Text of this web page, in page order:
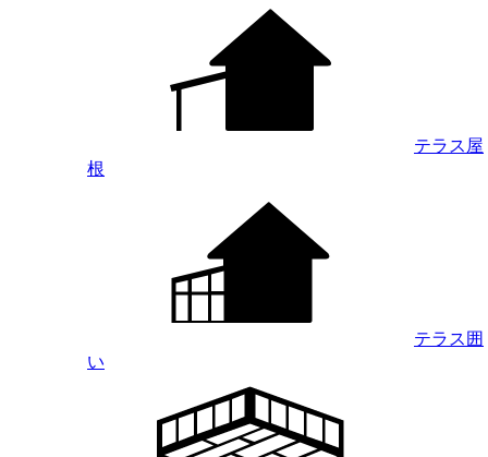
テラス屋
根
テラス囲
い